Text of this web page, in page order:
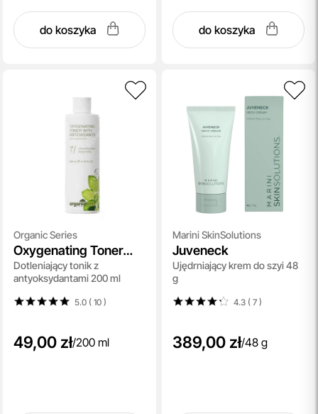
do koszyka do koszyka
Organic Series
Oxygenating Toner
With Antioxidants
Dotleniający tonik z
antyoksydantami 200 ml
5.0 ( 10)
49,00 zł/200 ml
Marini SkinSolutions
Juveneck
Ujędrniający krem do szyi 48
g
4.3 ( 7)
389,00 zł/48 g